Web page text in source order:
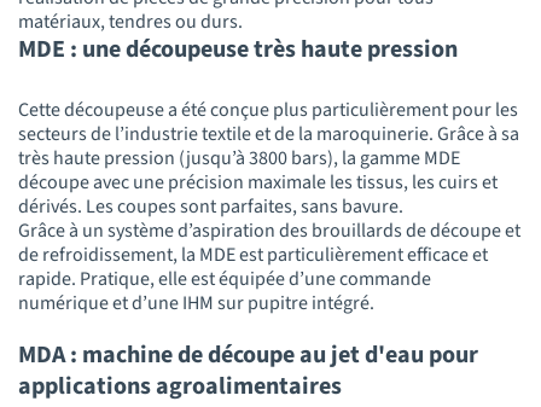
matériaux, tendres ou durs.
MDE : une découpeuse très haute pression
Cette découpeuse a été conçue plus particulièrement pour les
secteurs de l’industrie textile et de la maroquinerie. Grâce à sa
très haute pression (jusqu’à 3800 bars), la gamme MDE
découpe avec une précision maximale les tissus, les cuirs et
dérivés. Les coupes sont parfaites, sans bavure.
Grâce à un système d’aspiration des brouillards de découpe et
de refroidissement, la MDE est particulièrement efficace et
rapide. Pratique, elle est équipée d’une commande
numérique et d’une IHM sur pupitre intégré.
MDA : machine de découpe au jet d'eau pour
applications agroalimentaires